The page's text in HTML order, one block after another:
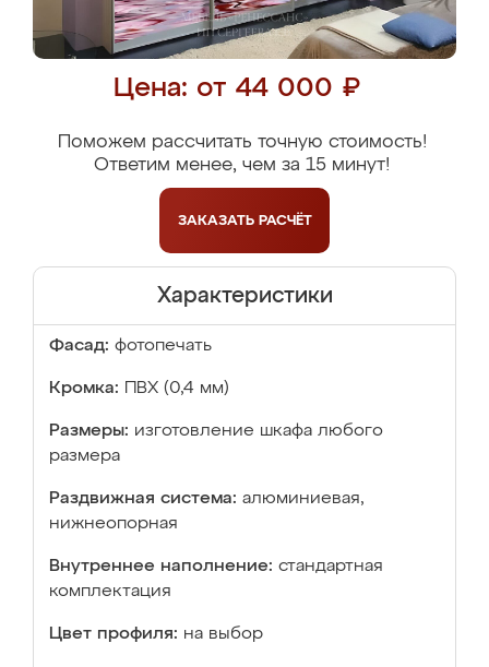
Цена: от 44 000 ₽
Поможем рассчитать точную стоимость!
Ответим менее, чем за 15 минут!
ЗАКАЗАТЬ РАСЧЁТ
Характеристики
Фасад: фотопечать
Кромка: ПВХ (0,4 мм)
Размеры: изготовление шкафа любого
размера
Раздвижная система: алюминиевая,
нижнеопорная
Внутреннее наполнение: стандартная
комплектация
Цвет профиля: на выбор